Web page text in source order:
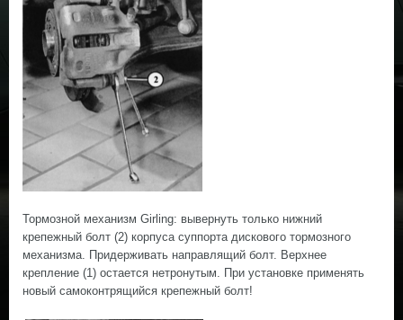
Тормозной механизм Girling: вывернуть только нижний
крепежный болт (2) корпуса суппорта дискового тормозного
механизма. Придерживать направлящий болт. Верхнее
крепление (1) остается нетронутым. При установке применять
новый самоконтрящийся крепежный болт!